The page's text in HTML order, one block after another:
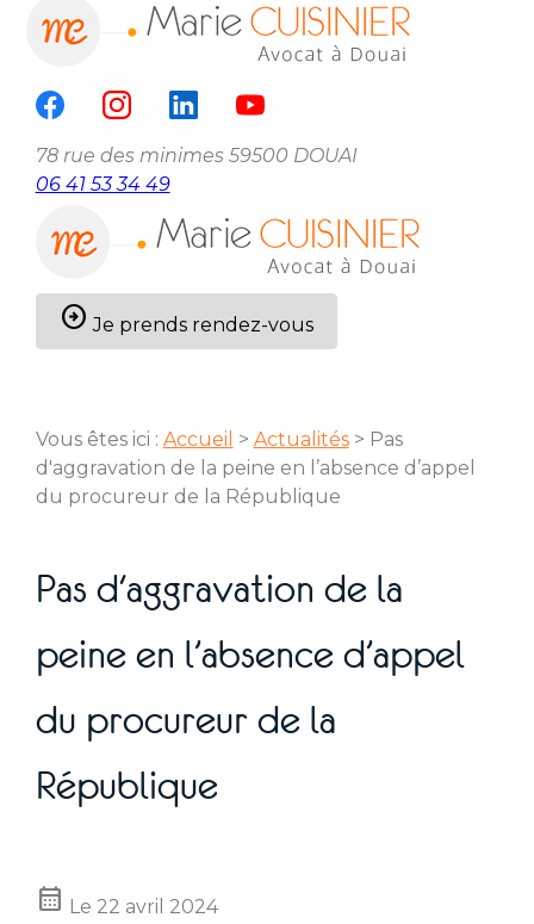
78 rue des minimes 59500 DOUAI
06 41 53 34 49
arrow_circle_right Je prends rendez-vous
Vous êtes ici : Accueil > Actualités> Pas
d'aggravation de la peine en l’absence d’appel
du procureur de la République
Pas d'aggravation de la
peine en l’absence d’appel
du procureur de la
République
calendar_month Le 22 avril 2024
Panneau de gestion des cookies